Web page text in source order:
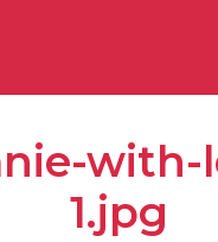
with-
1.jpg